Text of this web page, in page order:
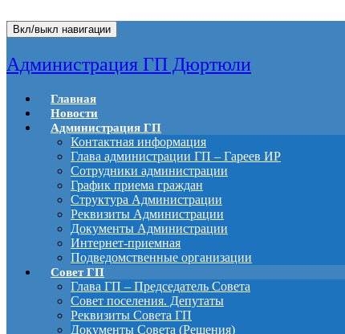
Вкл/выкл навигации
Администрация ГП Дюртюли
Главная
Новости
Администрация ГП
Контактная информация
Глава администрации ГП – Гареев ИР
Сотрудники администрации
График приема граждан
Структура Администрации
Реквизиты Администрации
Документы Администрации
Интернет-приемная
Подведомственные организации
Совет ГП
Глава ГП – Председатель Совета
Совет поселения. Депутаты
Реквизиты Совета ГП
Документы Совета (Решения)